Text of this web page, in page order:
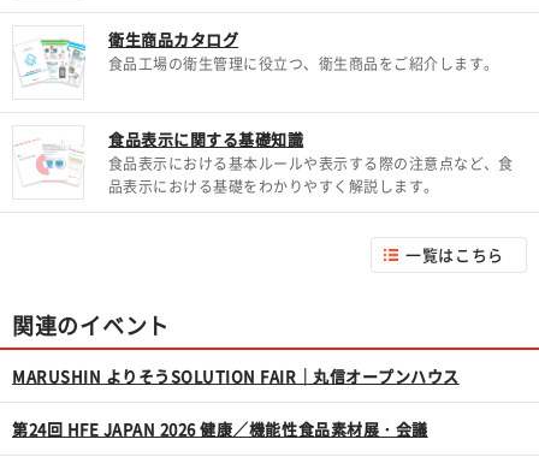
衛生商品カタログ
食品工場の衛生管理に役立つ、衛生商品をご紹介します。
食品表示に関する基礎知識
食品表示における基本ルールや表示する際の注意点など、食
品表示における基礎をわかりやすく解説します。
一覧はこちら
関連のイベント
MARUSHIN よりそうSOLUTION FAIR｜丸信オープンハウス
第24回 HFE JAPAN 2026 健康／機能性食品素材展・会議